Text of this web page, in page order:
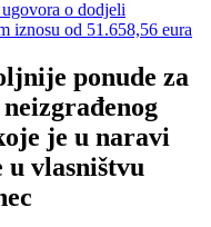
o dodjeli
iznosu od 51.658,56 eura
ponude za
je u naravi
vlasništvu